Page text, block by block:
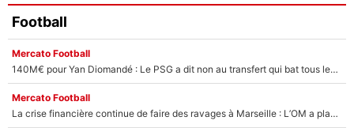
Football
Mercato Football
140M€ pour Yan Diomandé : Le PSG a dit non au transfert qui bat tous les records sur le mercato
Mercato Football
La crise financière continue de faire des ravages à Marseille : L’OM a placé 12 joueurs sur le marché des transferts… et ça pourrait lui rapporter près de 100M€ !